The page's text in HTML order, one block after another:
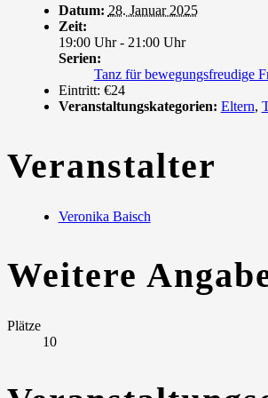
Datum: 28. Januar 2025
Zeit:
19:00 Uhr - 21:00 Uhr
Serien:
Tanz für bewegungsfreudige
Eintritt: €24
Veranstaltungskategorien: Eltern,
Veranstalter
Veronika Baisch
Weitere
Plätze
10